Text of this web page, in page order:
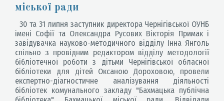
міської ради
30 та 31 липня заступник директора Чернігівської ОУНБ
імені Софії та Олександра Русових Вікторія Примак і
завідувачка науково-методичного відділу Інна Янголь
спільно з провідним редактором відділу методології
бібліотечної роботи з дітьми Чернігівської обласної
бібліотеки для дітей Оксаною Дороховою, провели
експертно-діагностичне аналізування діяльності
бібліотек комунального закладу "Бахмацька публічна